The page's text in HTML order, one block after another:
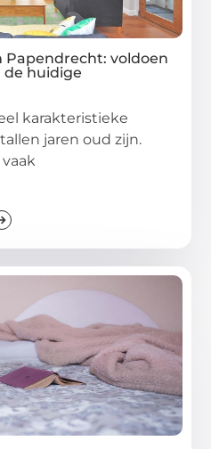
Papendrecht: voldoen
de huidige
karakteristieke
jaren oud zijn.